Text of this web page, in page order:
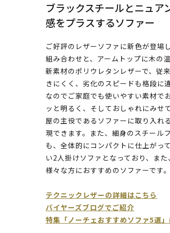
ブラックスチールとニュア
感をプラスするソファー
ご好評のレザーソファに新色が登
組み合わせと、アームトップに木の
新素材のポリウレタンレザーで、従
きにくく、劣化のスピードも格段に
なのでご家庭でも使いやすい素材で
ッと明るく、そしておしゃれにみせ
屋の主役であるソファーに取り入れ
現できます。また、細身のスチール
も、全体的にコンパクトに仕上がっ
い2人掛けソファとなっており、ま
様々な方におすすめのソファーです。
テクニックレザーの詳細はこちら
バイヤーズブログでご紹介
特集「ノーチェおすすめソファ5選」